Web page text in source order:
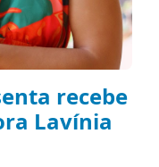
recebe
Lavínia